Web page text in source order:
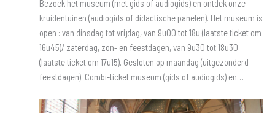
Bezoek het museum (met gids of audiogids) en ontdek onze
kruidentuinen (audiogids of didactische panelen). Het museum is
open : van dinsdag tot vrijdag, van 9u00 tot 18u (laatste ticket om
16u45)/ zaterdag, zon- en feestdagen, van 9u30 tot 18u30
(laatste ticket om 17u15). Gesloten op maandag (uitgezonderd
feestdagen). Combi-ticket museum (gids of audiogids) en…